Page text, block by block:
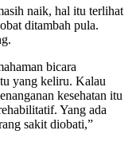
naik, hal itu terlihat
ditambah pula.
bicara
yang keliru. Kalau
kesehatan itu
Yang ada
sakit diobati,”